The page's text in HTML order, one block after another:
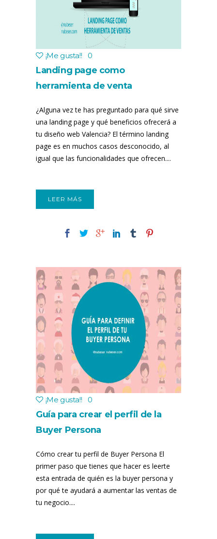
¡Me gusta!! 0
Landing page como
herramienta de venta
¿Alguna vez te has preguntado para qué sirve
una landing page y qué beneficios ofrecerá a
tu diseño web Valencia? El término landing
page es en muchos casos desconocido, al
igual que las funcionalidades que ofrecen....
LEER MÁS
¡Me gusta!! 0
Guía para crear el perfil de la
Buyer Persona
Cómo crear tu perfil de Buyer Persona El
primer paso que tienes que hacer es leerte
esta entrada de quién es la buyer persona y
por qué te ayudará a aumentar las ventas de
tu negocio....